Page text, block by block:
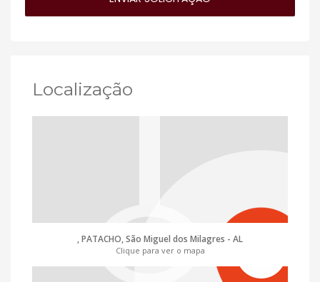
Localização
, PATACHO, São Miguel dos Milagres - AL
Clique para ver o mapa